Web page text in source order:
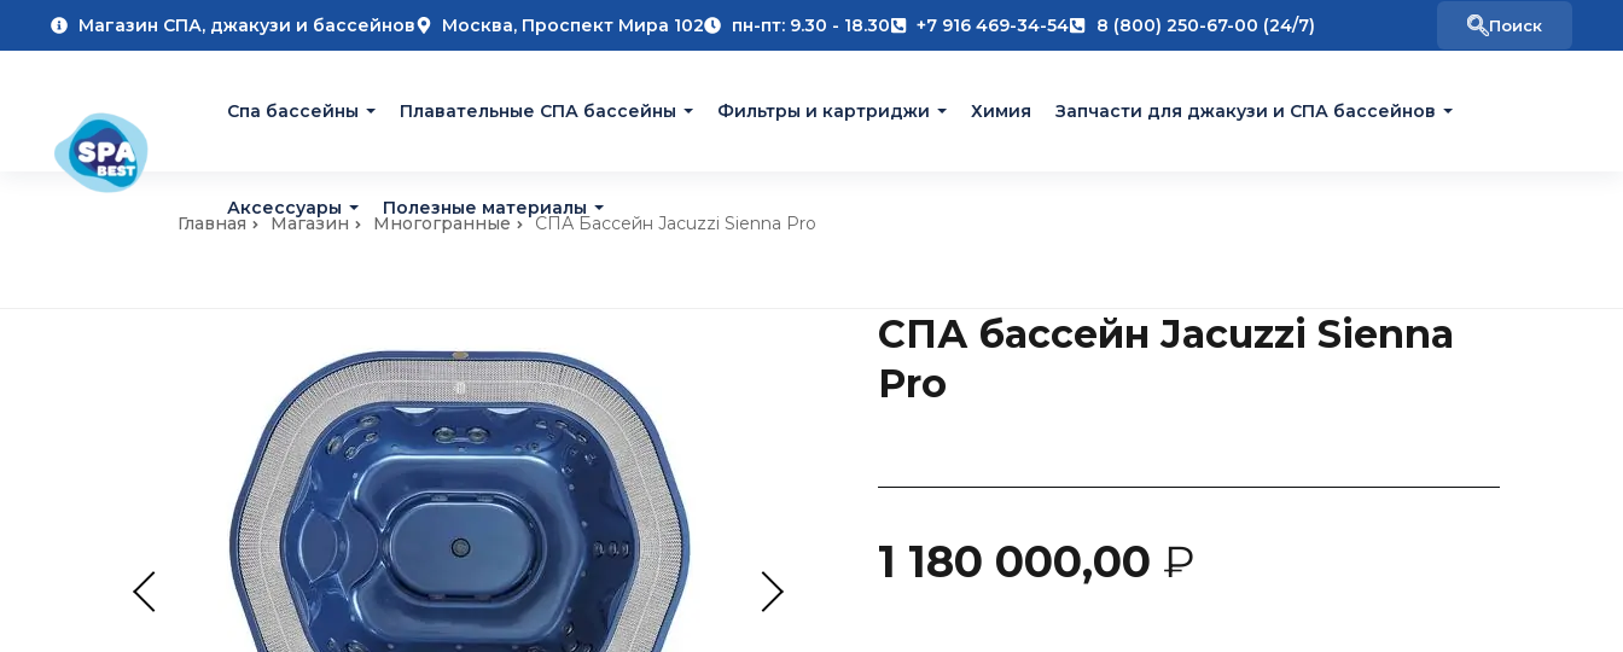
Магазин СПА, джакузи и бассейнов Москва, Проспект Мира 102 пн-пт: 9.30 - 18.30 +7 916 469-34-54 8 (800) 250-67-00 (24/7)
Cпа бассейны Плавательные СПА бассейны Фильтры и картриджи Химия Запчасти для джакузи и СПА бассейнов
Аксессуары Полезные материалы
Главная Магазин Многогранные СПА Бассейн Jacuzzi Sienna Pro
СПА бассейн Jacuzzi Sienna
Pro
1 180 000,00 ₽